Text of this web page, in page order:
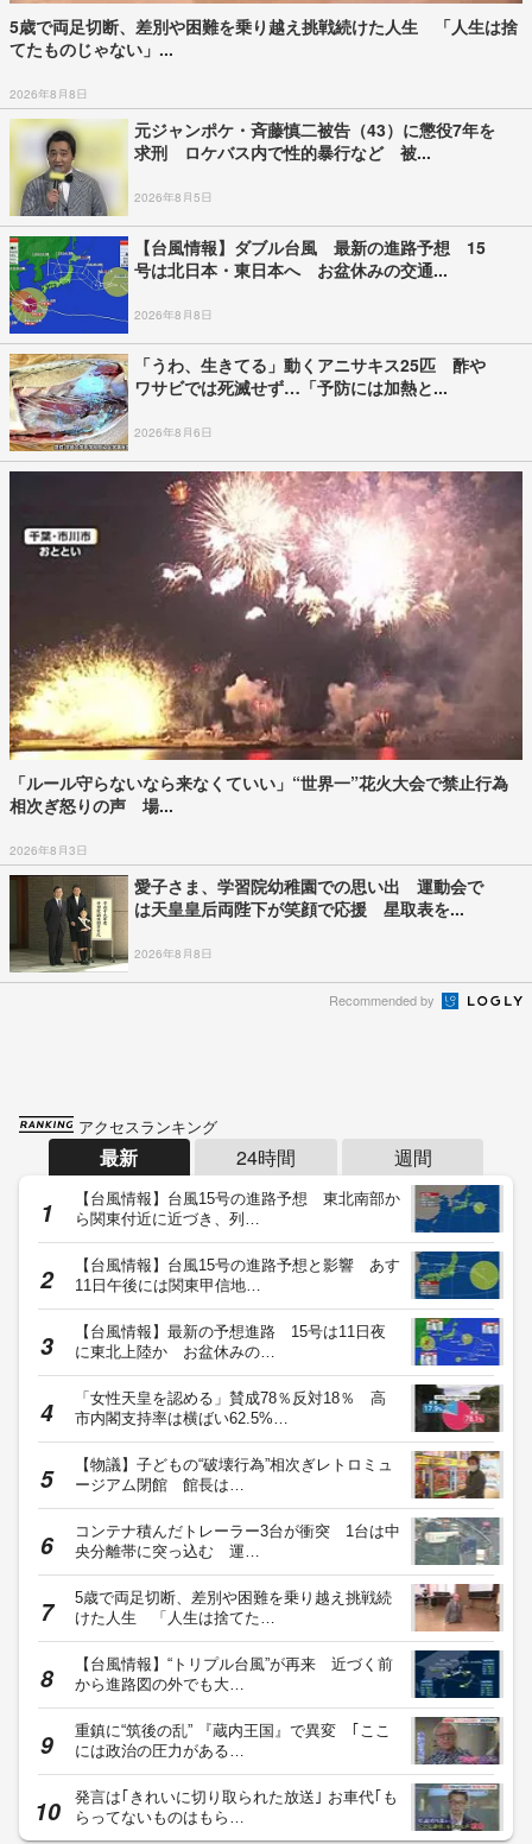
5歳で両足切断、差別や困難を乗り越え挑戦続けた人生 「人生は捨
てたものじゃない」...
2026年8月8日
元ジャンポケ・斉藤慎二被告（43）に懲役7年を
求刑 ロケバス内で性的暴行など 被...
2026年8月5日
【台風情報】ダブル台風 最新の進路予想 15
号は北日本・東日本へ お盆休みの交通...
2026年8月8日
「うわ、生きてる」動くアニサキス25匹 酢や
ワサビでは死滅せず…「予防には加熱と...
2026年8月6日
「ルール守らないなら来なくていい」“世界一”花火大会で禁止行為
相次ぎ怒りの声 場...
2026年8月3日
愛子さま、学習院幼稚園での思い出 運動会で
は天皇皇后両陛下が笑顔で応援 星取表を...
2026年8月8日
Recommended by
アクセスランキング
最新 24時間 週間
【台風情報】台風15号の進路予想 東北南部か
ら関東付近に近づき、列…
【台風情報】台風15号の進路予想と影響 あす
11日午後には関東甲信地…
【台風情報】最新の予想進路 15号は11日夜
に東北上陸か お盆休みの…
「女性天皇を認める」賛成78％反対18％ 高
市内閣支持率は横ばい62.5%…
【物議】子どもの“破壊行為”相次ぎレトロミュ
ージアム閉館 館長は…
コンテナ積んだトレーラー3台が衝突 1台は中
央分離帯に突っ込む 運…
5歳で両足切断、差別や困難を乗り越え挑戦続
けた人生 「人生は捨てた…
【台風情報】“トリプル台風”が再来 近づく前
から進路図の外でも大…
重鎮に“筑後の乱” 『蔵内王国』で異変 ｢ここ
には政治の圧力がある…
発言は｢きれいに切り取られた放送｣ お車代｢も
らってないものはもら…